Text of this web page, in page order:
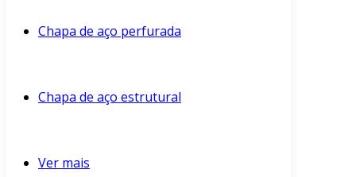
Chapa de aço perfurada
Chapa de aço estrutural
Ver mais